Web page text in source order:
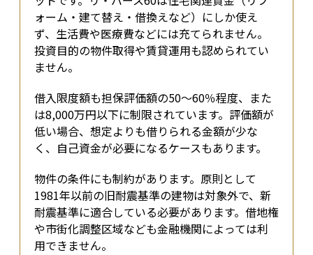
ォーム・建て替え・借換えなど）にしか使え
ず、生活費や医療費などには充てられません。
投資目的の物件取得や賃貸運用も認められてい
ません。
借入限度額も担保評価額の50〜60％程度、また
は8,000万円以下に制限されています。評価額が
低い場合、想定よりも借りられる金額が少な
く、自己資金が必要になるケースもあります。
物件の条件にも制約があります。原則として
1981年以前の旧耐震基準の建物は対象外で、新
耐震基準に適合している必要があります。借地権
や市街化調整区域なども金融機関によっては利
用できません。